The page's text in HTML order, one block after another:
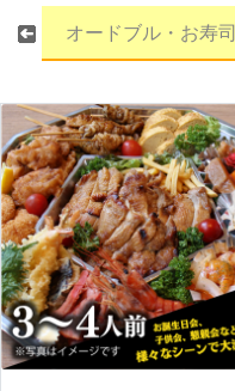
オードブル・お寿司